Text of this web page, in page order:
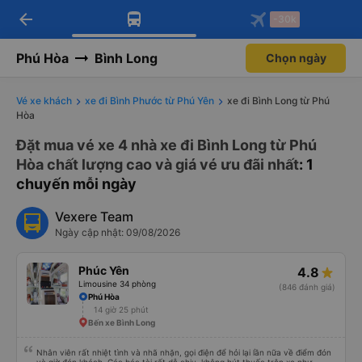
Tải app Vexere ngay!
Nhận ưu đãi thành viên độc
Mở app
Tải app Vexere
-30k/ghế khi đặt vé máy bay qua
Mở app
arrow_back -30k
Phú Hòa Bình Long Chọn ngày
Vé xe khách xe đi Bình Phước từ Phú Yên
xe đi Bình Long từ Phú
Hòa
Đặt mua vé xe 4 nhà xe đi Bình Long từ Phú
Hòa chất lượng cao và giá vé ưu đãi nhất: 1
chuyến mỗi ngày
Vexere Team
Ngày cập nhật: 09/08/2026
Phúc Yên
Limousine 34 phòng
4.8
(846 đánh giá)
Phú Hòa
14 giờ 25 phút
Bến xe Bình Long
Nhân viên rất nhiệt tình và nhã nhặn, gọi điện để hỏi lại lần nữa về điểm đón